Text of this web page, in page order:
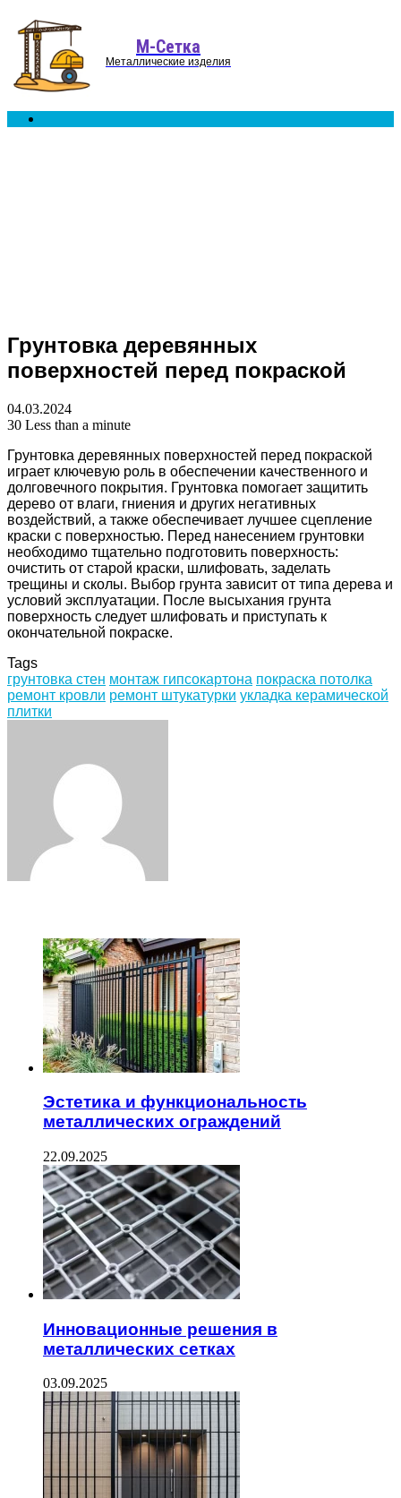
М-Сетка
Металлические изделия
Грунтовка деревянных
поверхностей перед покраской
04.03.2024
30 Less than a minute
Грунтовка деревянных поверхностей перед покраской
играет ключевую роль в обеспечении качественного и
долговечного покрытия. Грунтовка помогает защитить
дерево от влаги, гниения и других негативных
воздействий, а также обеспечивает лучшее сцепление
краски с поверхностью. Перед нанесением грунтовки
необходимо тщательно подготовить поверхность:
очистить от старой краски, шлифовать, заделать
трещины и сколы. Выбор грунта зависит от типа дерева и
условий эксплуатации. После высыхания грунта
поверхность следует шлифовать и приступать к
окончательной покраске.
Tags
грунтовка стен монтаж гипсокартона покраска потолка
ремонт кровли ремонт штукатурки укладка керамической
плитки
Эстетика и функциональность
металлических ограждений
22.09.2025
Инновационные решения в
металлических сетках
03.09.2025